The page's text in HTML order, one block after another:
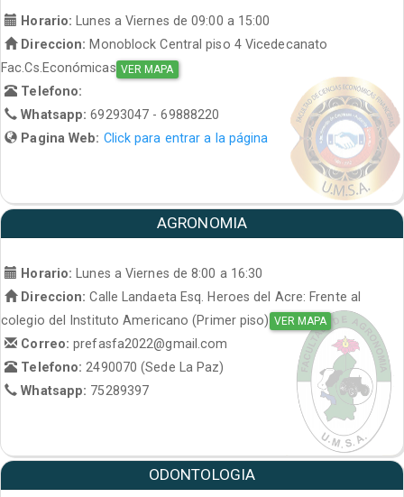
Horario: Lunes a Viernes de 09:00 a 15:00
Direccion: Monoblock Central piso 4 Vicedecanato
Fac.Cs.Económicas VER MAPA
Telefono:
Whatsapp:69293047 - 69888220
Pagina Web: Click para entrar a la página
AGRONOMIA
Horario:
Lunes a Viernes de 8:00 a 16:30
Direccion: Calle Landaeta Esq. Heroes del Acre: Frente al
colegio del Instituto Americano (Primer piso) VER MAPA
Correo:prefasfa2022@gmail.com
Telefono: 2490070 (Sede La Paz)
Whatsapp: 75289397
ODONTOLOGIA